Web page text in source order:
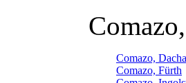
Comazo,
Comazo, Fürth